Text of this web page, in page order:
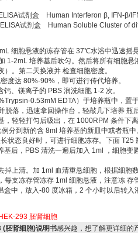
试剂盒 Human Interferon β, IFN-β/
试剂盒 Human Soluble Cluster of
细胞悬液的冻存管在 37℃水浴中迅速摇
1-2mL 培养基后吹匀。然后将所有细胞
。第二天换液并 检查细胞密度。
度达 80%-90%，即可进行传代培养。
、镁离子的 PBS 润洗细胞 1-2 次。
0.53mM EDTA）于培养瓶中，
脱落，迅速拿回操作台，轻敲几下培养 瓶
，轻轻打匀后吸出，在 1000RPM 条件下
分到新的含 8ml 培养基的新皿中或者瓶中
状态良好时，可进行细胞冻存。下面 T25
基后，PBS 清洗一遍后加入 1ml ，细胞
掉上清。加 1ml 血清重悬细胞，根据细胞
支冻存管冻存 1ml 细胞悬液，注意冻 存
盒中，放入-80 度冰箱，2 个小时以后转入
HEK-293 胚肾细胞
胚肾细胞)说明书感兴趣，想了解更详细的